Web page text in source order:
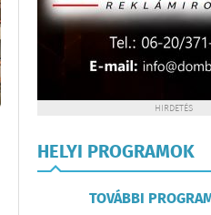
HIRDETÉS
HELYI PROGRAMOK
TOVÁBBI